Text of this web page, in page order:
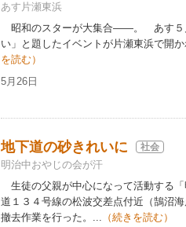
あす片瀬東浜
昭和のスターが大集合――。 あす５
い」と題したイベントが片瀬東浜で開
を読む）
5月26日
地下道の砂きれいに 社会
明治中おやじの会が汗
生徒の父親が中心になって活動する
道１３４号線の松波交差点付近（鵠沼
撤去作業を行った。... （続きを読む）